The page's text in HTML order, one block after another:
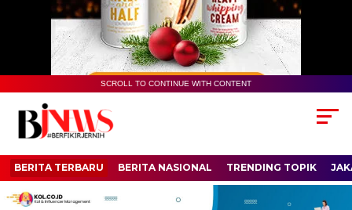
SCROLL TO CONTINUE WITH CONTENT
BERITA TERBARU BERITA NASIONAL TRENDING TOPIK